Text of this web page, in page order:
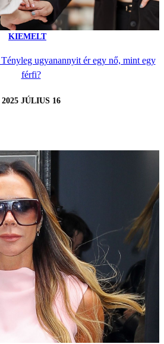
KIEMELT
ugyanannyit ér egy nő, mint egy
férfi?
2025 JÚLIUS 16